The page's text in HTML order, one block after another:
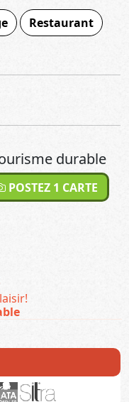
Restaurant
durable
POSTEZ 1 CARTE